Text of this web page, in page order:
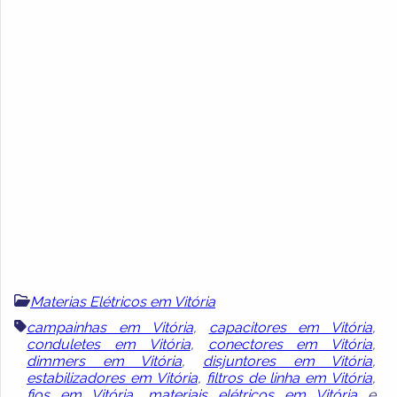
Materias Elétricos em Vitória
campainhas em Vitória, capacitores em Vitória,
conduletes em Vitória, conectores em Vitória,
dimmers em Vitória, disjuntores em Vitória,
estabilizadores em Vitória, filtros de linha em Vitória,